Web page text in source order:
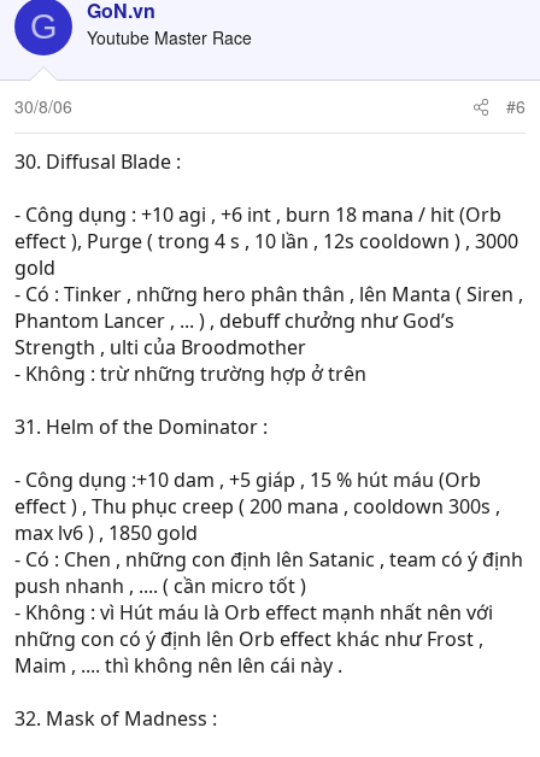
G GoN.vn
Youtube Master Race
30/8/06 #6
30. Diffusal Blade :
- Công dụng : +10 agi , +6 int , burn 18 mana / hit (Orb
effect ), Purge ( trong 4 s , 10 lần , 12s cooldown ) , 3000
gold
- Có : Tinker , những hero phân thân , lên Manta ( Siren ,
Phantom Lancer , ... ) , debuff chưởng như God’s
Strength , ulti của Broodmother
- Không : trừ những trường hợp ở trên
31. Helm of the Dominator :
- Công dụng :+10 dam , +5 giáp , 15 % hút máu (Orb
effect ) , Thu phục creep ( 200 mana , cooldown 300s ,
max lv6 ) , 1850 gold
- Có : Chen , những con định lên Satanic , team có ý định
push nhanh , .... ( cần micro tốt )
- Không : vì Hút máu là Orb effect mạnh nhất nên với
những con có ý định lên Orb effect khác như Frost ,
Maim , .... thì không nên lên cái này .
32. Mask of Madness :